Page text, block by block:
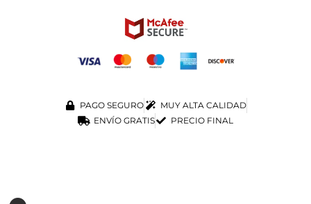
PAGO SEGURO
MUY ALTA CALIDAD
ENVÍO GRATIS
PRECIO FINAL